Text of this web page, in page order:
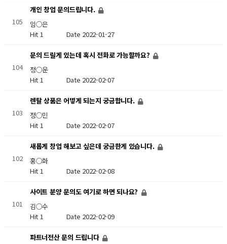
105
개인 창업 문의드립니다.
임○은
Hit 1 Date 2022-01-27
104
문의 드릴게 있는데 혹시 전화로 가능할까요?
정○운
Hit 1 Date 2022-02-07
103
렌탈 상품은 어떻게 되는지 궁금합니다.
정○민
Hit 1 Date 2022-02-07
102
새롭게 창업 해보고 싶은데 궁금한게 있습니다.
홍○화
Hit 1 Date 2022-02-08
101
사이트 분양 문의도 여기로 하면 되나요?
김○수
Hit 1 Date 2022-02-09
파트너전산 문의 드립니다